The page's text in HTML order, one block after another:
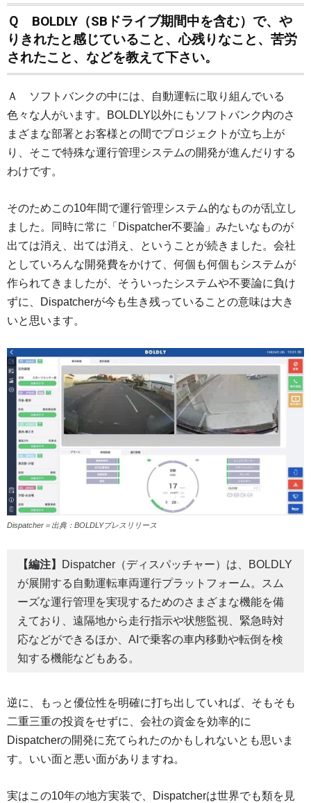
Ｑ BOLDLY（SBドライブ期間中を含む）で、や
りきれたと感じていること、心残りなこと、苦労
されたこと、などを教えて下さい。
Ａ ソフトバンクの中には、自動運転に取り組んでいる
色々な人がいます。BOLDLY以外にもソフトバンク内のさ
まざまな部署とお客様との間でプロジェクトが立ち上が
り、そこで特殊な運行管理システムの開発が進んだりする
わけです。
そのためこの10年間で運行管理システム的なものが乱立し
ました。同時に常に「Dispatcher不要論」みたいなものが
出ては消え、出ては消え、ということが続きました。会社
としていろんな開発費をかけて、何個も何個もシステムが
作られてきましたが、そういったシステムや不要論に負け
ずに、Dispatcherが今も生き残っていることの意味は大き
いと思います。
Dispatcher＝出典：BOLDLYプレスリリース
【編注】
Dispatcher（ディスパッチャー）は、BOLDLY
が展開する自動運転車両運行プラットフォーム。スム
ーズな運行管理を実現するためのさまざまな機能を備
えており、遠隔地から走行指示や状態監視、緊急時対
応などができるほか、AIで乗客の車内移動や転倒を検
知する機能などもある。
逆に、もっと優位性を明確に打ち出していれば、そもそも
二重三重の投資をせずに、会社の資金を効率的に
Dispatcherの開発に充てられたのかもしれないとも思いま
す。いい面と悪い面がありますね。
実はこの10年の地方実装で、Dispatcherは世界でも類を見